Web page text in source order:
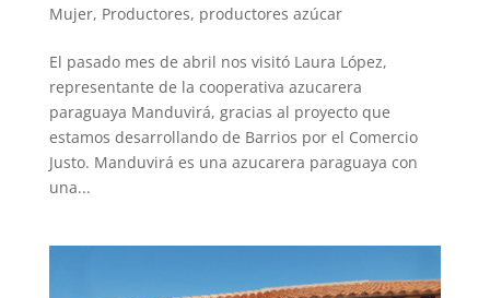
Mujer, Productores, productores azúcar
El pasado mes de abril nos visitó Laura López,
representante de la cooperativa azucarera
paraguaya Manduvirá, gracias al proyecto que
estamos desarrollando de Barrios por el Comercio
Justo. Manduvirá es una azucarera paraguaya con
una...